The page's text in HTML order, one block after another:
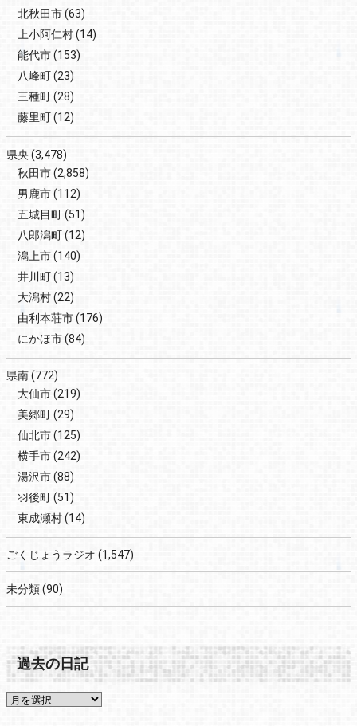
北秋田市(63)
上小阿仁村(14)
能代市(153)
八峰町(23)
三種町(28)
藤里町(12)
県央(3,478)
秋田市(2,858)
男鹿市(112)
五城目町(51)
八郎潟町(12)
潟上市(140)
井川町(13)
大潟村(22)
由利本荘市(176)
にかほ市(84)
県南(772)
大仙市(219)
美郷町(29)
仙北市(125)
横手市(242)
湯沢市(88)
羽後町(51)
東成瀬村(14)
ごくじょうラジオ (1,547)
未分類(90)
過去の日記